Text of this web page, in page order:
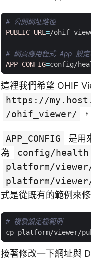
# 公開網址路徑
PUBLIC_URL=
# 網頁應用程式 App 設定
APP_CONFIG=
這裡我們希望 OHIF
https://
/ohif_viewer/
APP_CONFIG
是用
為
config/
platform/
platform/
式是從既有的範例來
# 複製設定檔範例
cp platform/viewer/
接著修改一下網址與